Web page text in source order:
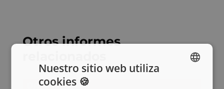
Otros informes
Nuestro sitio web utiliza
cookies 🍪